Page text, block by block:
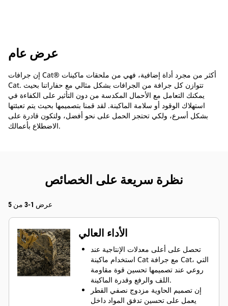
عرض عام
إن جرافات Cat®‎ أكثر من مجرد أداة إضافية، فهي من ملحقات ماكينات
Cat. تتوازن كل جرافة من الجرافات بشكل مثالي مع حفاراتنا بحيث
يمكنك التعامل مع الأحمال المكدسة من دون التأثير على الكفاءة في
استهلاك الوقود أو سلامة الماكينة. لقد قمنا بتصميمها بحيث يتم تعبئتها
بشكل أسرع، ولكي تحتجز الحمل على نحو أفضل، ولتكون قادرة على
الاضطلاع بأعمالك.
نظرة سريعة على الخصائص
عرض 1-3 من 5
الأداء العالي
تحصل على أعلى معدلات الإنتاجية عند
استخدام ماكينة Cat مع جرافة Cat، التي
روعي عند تصميمها تحسين قوة مقاومة
اللف والرفع وقدرة الماكينة.
إن تصميم الحاوية مزدوج نصفي القطر
يعمل على تحسين تدفق المواد داخل